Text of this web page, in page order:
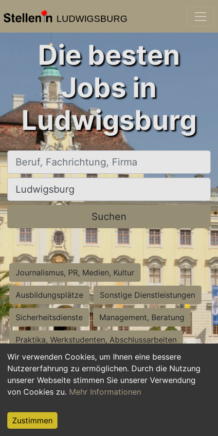
LUDWIGSBURG
Wir verwenden Cookies, um Ihnen eine bessere
Nutzererfahrung zu ermöglichen. Durch die Nutzung
unserer Webseite stimmen Sie unserer Verwendung
von Cookies zu. Mehr Informationen
Zustimmen
Die besten
Jobs in
Ludwigsburg
Beruf, Fachrichtung, Firma
Ort, Stadt
Suchen
Journalismus, PR, Medien, Kultur
Ausbildungsplätze Sonstige Dienstleistungen
Sicherheitsdienste Management, Beratung
Praktika, Werkstudenten, Abschlussarbeiten
Personalwesen Assistenz, Sekretariat
Hilfskräfte, Aushilfs- und Nebenjobs
Weiterbildung, Studium, duale Ausbildung